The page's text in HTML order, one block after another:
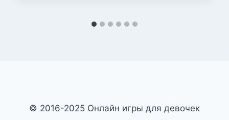
© 2016-2025 Онлайн игры для девочек